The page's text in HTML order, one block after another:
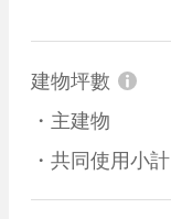
建物坪數
・主建物
・共同使用小計